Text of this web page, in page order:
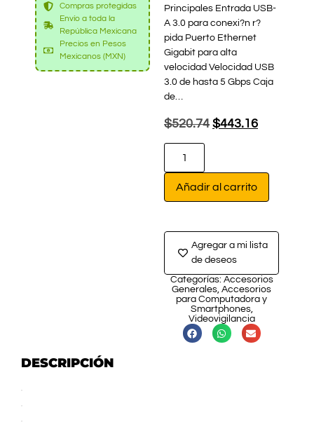
Compras protegidas
Envío a toda la
República Mexicana
Precios en Pesos
Mexicanos (MXN)
Principales Entrada USB-
A 3.0 para conexi?n r?
pida Puerto Ethernet
Gigabit para alta
velocidad Velocidad USB
3.0 de hasta 5 Gbps Caja
de…
$520.74 $443.16
Añadir al carrito
Agregar a mi lista
de deseos
Categorías: Accesorios
Generales, Accesorios
para Computadora y
Smartphones,
Videovigilancia
DESCRIPCIÓN